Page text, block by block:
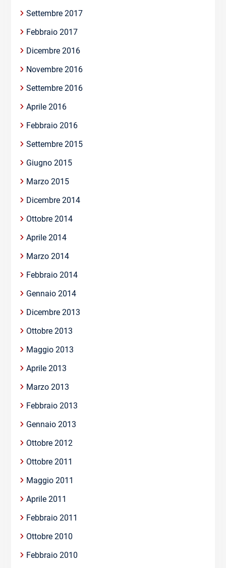
Settembre 2017
Febbraio 2017
Dicembre 2016
Novembre 2016
Settembre 2016
Aprile 2016
Febbraio 2016
Settembre 2015
Giugno 2015
Marzo 2015
Dicembre 2014
Ottobre 2014
Aprile 2014
Marzo 2014
Febbraio 2014
Gennaio 2014
Dicembre 2013
Ottobre 2013
Maggio 2013
Aprile 2013
Marzo 2013
Febbraio 2013
Gennaio 2013
Ottobre 2012
Ottobre 2011
Maggio 2011
Aprile 2011
Febbraio 2011
Ottobre 2010
Febbraio 2010